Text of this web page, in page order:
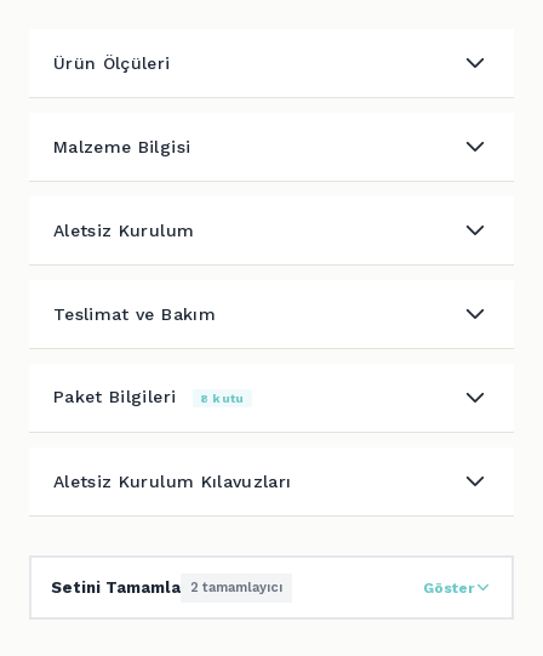
Ürün Ölçüleri
Malzeme Bilgisi
Aletsiz Kurulum
Teslimat ve Bakım
Paket Bilgileri 8 kutu
Aletsiz Kurulum Kılavuzları
Setini Tamamla 2 tamamlayıcı Göster